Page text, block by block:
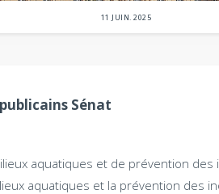
11 JUIN. 2025
Sénat
aquatiques et de prévention
aquatiques et la prévention des